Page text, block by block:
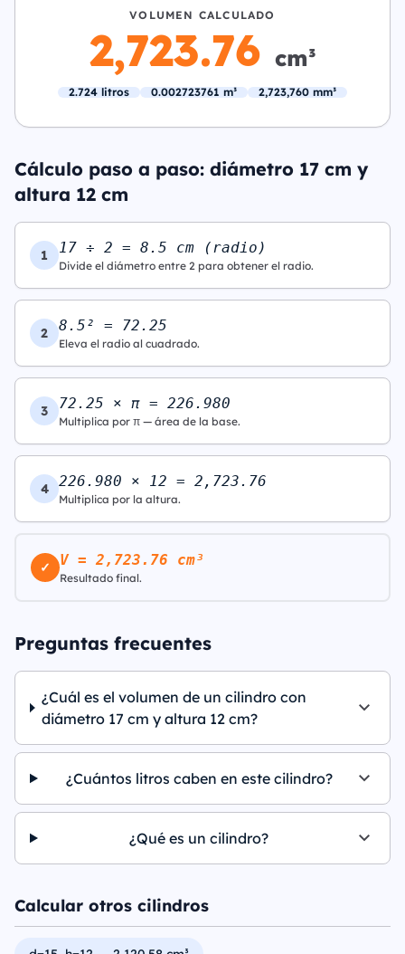
VOLUMEN CALCULADO
2,723.76 cm³
2.724 litros 0.002723761 m³ 2,723,760 mm³
Cálculo paso a paso: diámetro 17 cm y
altura 12 cm
1 17 ÷ 2 = 8.5 cm (radio)
Divide el diámetro entre 2 para obtener el radio.
2 8.5² = 72.25
Eleva el radio al cuadrado.
3 72.25 × π = 226.980
Multiplica por π — área de la base.
4 226.980 × 12 = 2,723.76
Multiplica por la altura.
✓ V = 2,723.76 cm³
Resultado final.
Preguntas frecuentes
¿Cuál es el volumen de un cilindro con
diámetro 17 cm y altura 12 cm?
¿Cuántos litros caben en este cilindro?
¿Qué es un cilindro?
Calcular otros cilindros